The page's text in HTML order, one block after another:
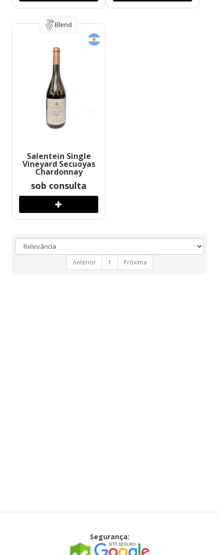
Blend
Salentein Single
Vineyard Secuoyas
Chardonnay
sob consulta
Anterior 1 Próxima
Segurança: